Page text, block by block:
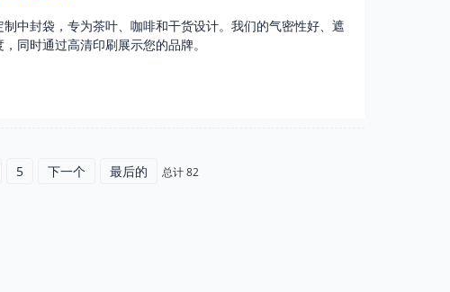
中封袋，专为茶叶、咖啡和干货设计。我们的气密性好、遮
同时通过高清印刷展示您的品牌。
5 下一个 最后的 总计 82